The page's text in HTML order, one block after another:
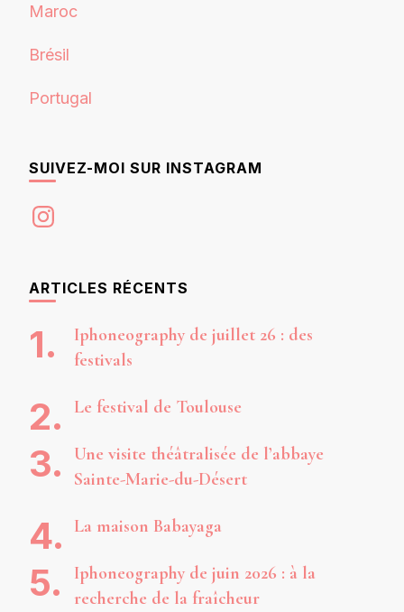
Maroc
Brésil
Portugal
SUIVEZ-MOI SUR INSTAGRAM
Instagram
ARTICLES RÉCENTS
Iphoneography de juillet 26 : des
festivals
Le festival de Toulouse
Une visite théâtralisée de l’abbaye
Sainte-Marie-du-Désert
La maison Babayaga
Iphoneography de juin 2026 : à la
recherche de la fraîcheur